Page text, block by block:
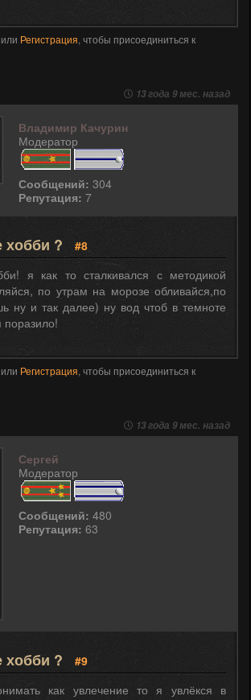
или Регистрация, чтобы присоединиться к
13 года 9 мес. назад
Владимир Качурин
Модератор
Сообщений: 304
Репутация: 7
хобби ?
#8
я как то сталкивался с методикой
по утрам на морозе обливайся,по
ну и так далее) ну вод чтоб в темноте
поразило!
или Регистрация, чтобы присоединиться к
13 года 9 мес. назад
Сергей
Модератор
Сообщений: 480
Репутация: 63
хобби ?
#9
как увлечение то я увлёкся в